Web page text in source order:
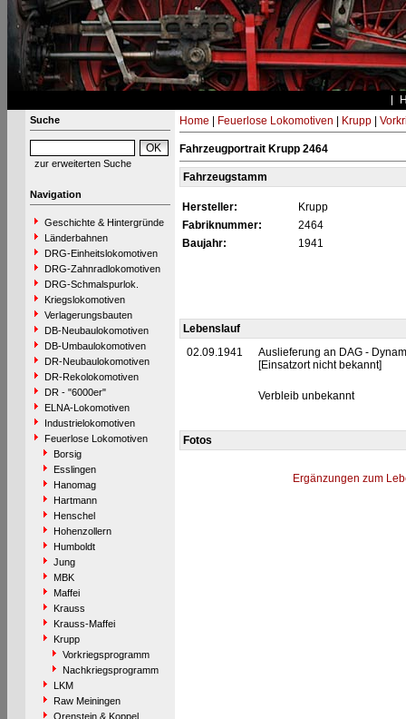
Suche
zur erweiterten Suche
Navigation
Geschichte & Hintergründe
Länderbahnen
DRG-Einheitslokomotiven
DRG-Zahnradlokomotiven
DRG-Schmalspurlok.
Kriegslokomotiven
Verlagerungsbauten
DB-Neubaulokomotiven
DB-Umbaulokomotiven
DR-Neubaulokomotiven
DR-Rekolokomotiven
DR - "6000er"
ELNA-Lokomotiven
Industrielokomotiven
Feuerlose Lokomotiven
Borsig
Esslingen
Hanomag
Hartmann
Henschel
Hohenzollern
Humboldt
Jung
MBK
Maffei
Krauss
Krauss-Maffei
Krupp
Vorkriegsprogramm
Nachkriegsprogramm
LKM
Raw Meiningen
Orenstein & Koppel
Home Feuerlose Lokomotiven Krupp|
Fahrzeugportrait Krupp 2464
Fahrzeugstamm
Hersteller:
Krupp
Fabriknummer:
2464
Baujahr:
1941
Lebenslauf
02.09.1941
Auslieferung an DAG -
[Einsatzort nicht bekannt]
Verbleib unbekannt
Fotos
Ergänzungen zum